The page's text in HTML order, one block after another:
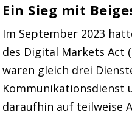
Ein Sieg mit
Im September 2023
des Digital Markets Act
waren gleich drei
Kommunikationsdienst
daraufhin auf teilweise